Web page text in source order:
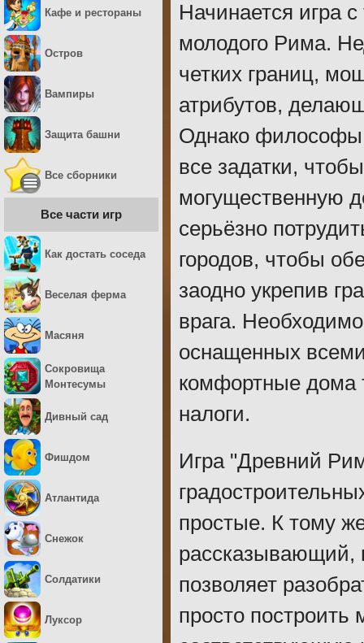
Начинается игра с
молодого Рима.
четких границ,
атрибутов,
Однако философы
все задатки,
могущественную
серьёзно
городов, чтобы
заодно укрепив
врага.
оснащенных
комфортные дома
налоги.
Игра "Древний
простые. К тому
рассказывающий,
позволяет
просто
Кафе и рестораны
Остров
Вампиры
Защита башни
Все сборники
Все части игр
Как достать соседа
Веселая ферма
Масяня
Сокровища
Монтесумы
Дивный сад
Фишдом
Атлантида
Снежок
Солдатики
Луксор